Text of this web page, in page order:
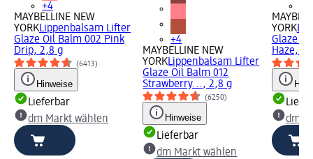
+4
MAYBELLINE NEW
YORKLippenbalsam Lifter
Glaze Oil Balm 002 Pink
Drip, 2,8 g
(6413)
Hinweise
Lieferbar
dm Markt wählen
+4
MAYBELLINE NEW
YORKLippenbalsam Lifter
Glaze Oil Balm 012
Strawberry..., 2,8 g
(6250)
Hinweise
Lieferbar
dm Markt wählen
YORK
Glaze
Haze,
dm